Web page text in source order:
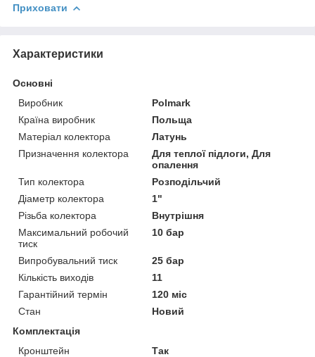
Приховати
Характеристики
Основні
Виробник
Polmark
Країна виробник
Польща
Матеріал колектора
Латунь
Призначення колектора
Для теплої підлоги, Для
опалення
Тип колектора
Розподільчий
Діаметр колектора
1"
Різьба колектора
Внутрішня
Максимальний робочий
тиск
10 бар
Випробувальний тиск
25 бар
Кількість виходів
11
Гарантійний термін
120 міс
Стан
Новий
Комплектація
Кронштейн
Так